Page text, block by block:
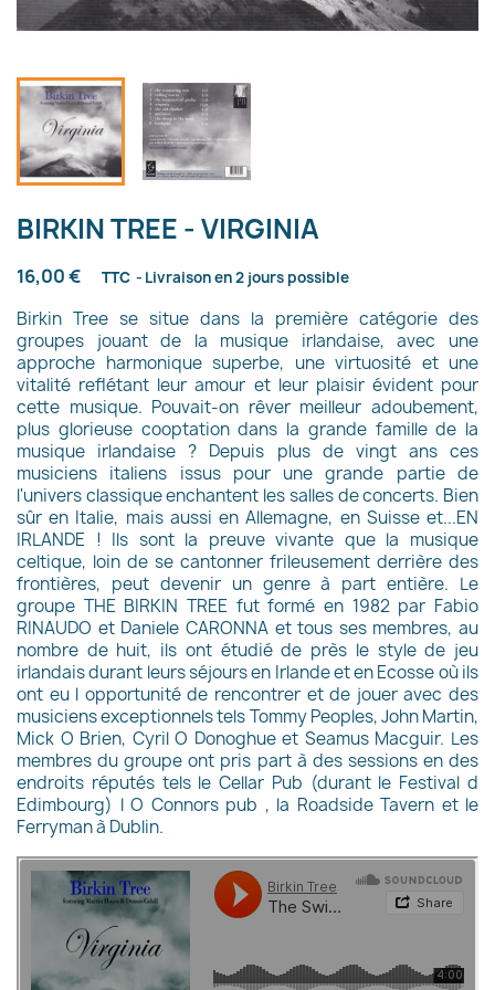
BIRKIN TREE - VIRGINIA
16,00 € TTC Livraison en 2 jours possible
Birkin Tree se situe dans la première catégorie des
groupes jouant de la musique irlandaise, avec une
approche harmonique superbe, une virtuosité et une
vitalité reflétant leur amour et leur plaisir évident pour
cette musique. Pouvait-on rêver meilleur adoubement,
plus glorieuse cooptation dans la grande famille de la
musique irlandaise ? Depuis plus de vingt ans ces
musiciens italiens issus pour une grande partie de
l'univers classique enchantent les salles de concerts. Bien
sûr en Italie, mais aussi en Allemagne, en Suisse et...EN
IRLANDE ! Ils sont la preuve vivante que la musique
celtique, loin de se cantonner frileusement derrière des
frontières, peut devenir un genre à part entière. Le
groupe THE BIRKIN TREE fut formé en 1982 par Fabio
RINAUDO et Daniele CARONNA et tous ses membres, au
nombre de huit, ils ont étudié de près le style de jeu
irlandais durant leurs séjours en Irlande et en Ecosse où ils
ont eu l opportunité de rencontrer et de jouer avec des
musiciens exceptionnels tels Tommy Peoples, John Martin,
Mick O Brien, Cyril O Donoghue et Seamus Macguir. Les
membres du groupe ont pris part à des sessions en des
endroits réputés tels le Cellar Pub (durant le Festival d
Edimbourg) l O Connors pub , la Roadside Tavern et le
Ferryman à Dublin.